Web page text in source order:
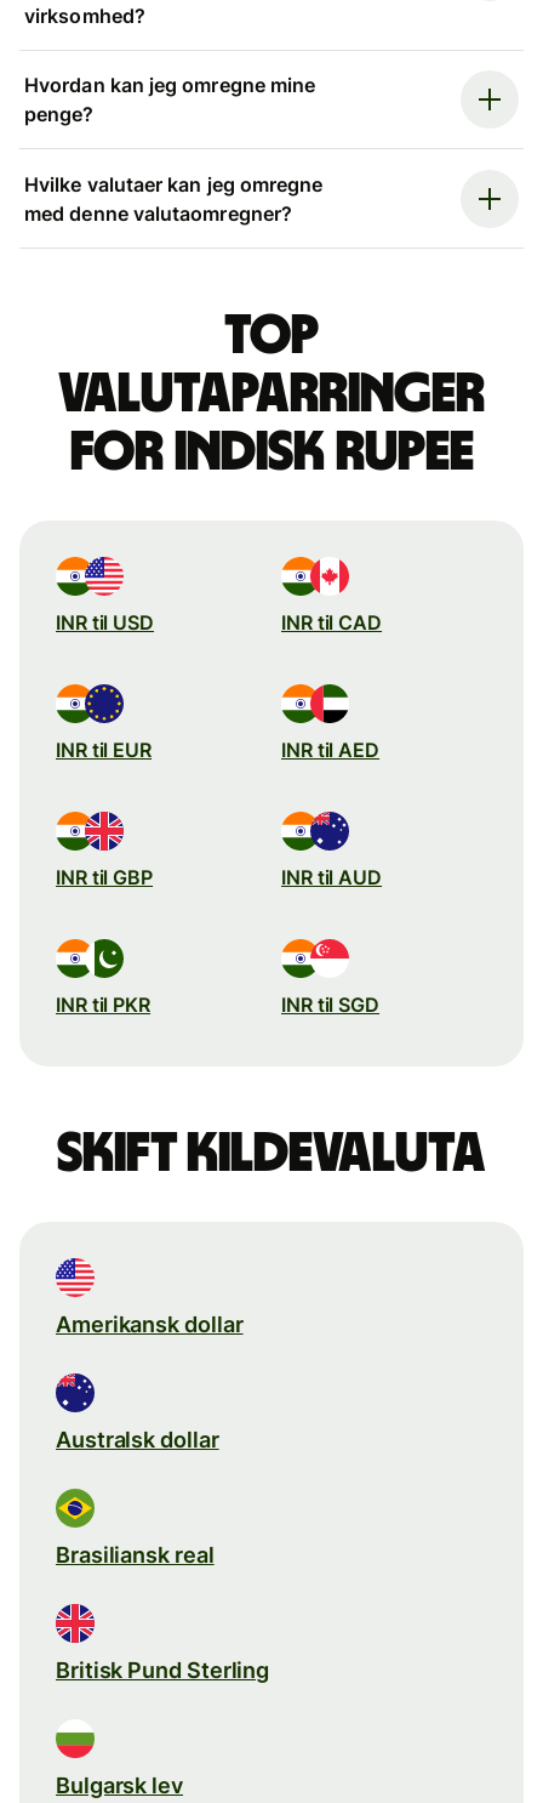
virksomhed?
Hvordan kan jeg omregne mine
penge?
Hvilke valutaer kan jeg omregne
med denne valutaomregner?
Top
valutaparringer
for indisk rupee
INR til USD INR til CAD
INR til EUR INR til AED
INR til GBP INR til AUD
INR til PKR INR til SGD
Skift kildevaluta
Amerikansk dollar
Australsk dollar
Brasiliansk real
Britisk Pund Sterling
Bulgarsk lev